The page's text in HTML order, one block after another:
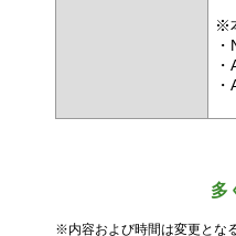
※
多
※内容および時間は変更とな